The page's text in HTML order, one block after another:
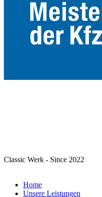
Classic Werk - Since 2022
Home
Unsere Leistungen